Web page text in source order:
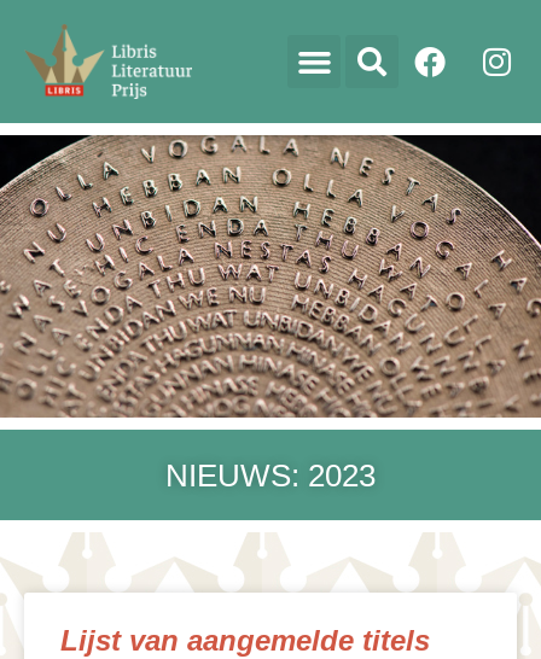
NIEUWS: 2023
Lijst van aangemelde titels